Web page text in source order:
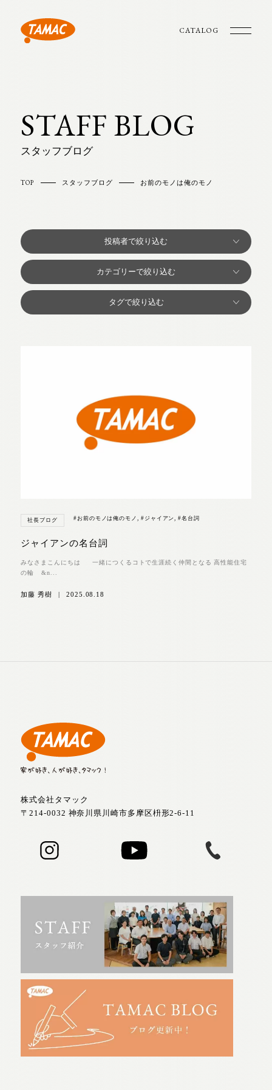
CATALOG
STAFF BLOG
スタッフブログ
TOP スタッフブログ お前のモノは俺のモノ
社長ブログ #お前のモノは俺のモノ, #ジャイアン,#名台詞
ジャイアンの名台詞
みなさまこんにちは 一緒につくるコトで生涯続く仲間となる 高性能住宅
の輪 &n...
加藤 秀樹 2025.08.18
株式会社タマック
〒214-0032 神奈川県川崎市多摩区枡形2-6-11